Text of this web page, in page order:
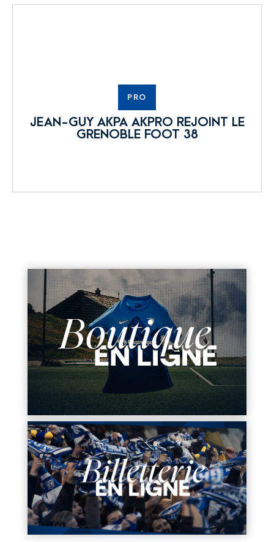
PRO
JEAN-GUY AKPA AKPRO REJOINT LE
GRENOBLE FOOT 38